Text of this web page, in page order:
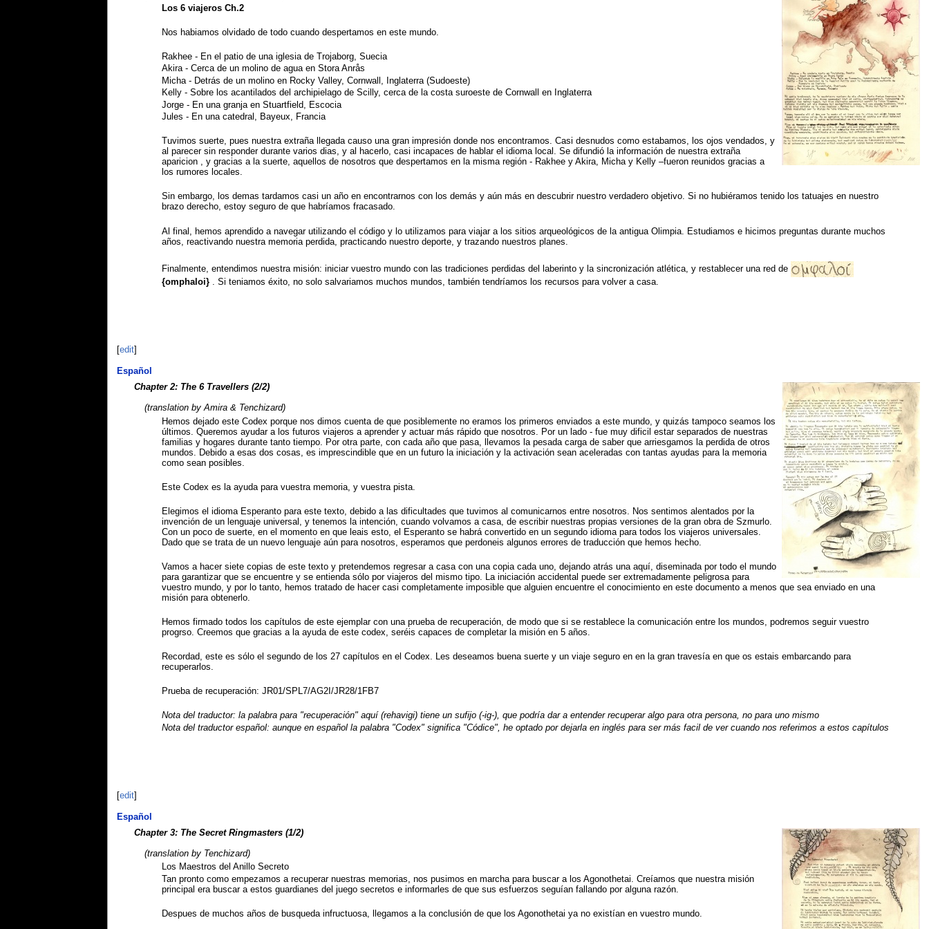
Los 6 viajeros Ch.2
Nos habiamos olvidado de todo cuando despertamos en este mundo.
Rakhee - En el patio de una iglesia de Trojaborg, Suecia
Akira - Cerca de un molino de agua en Stora Anrås
Micha - Detrás de un molino en Rocky Valley, Cornwall, Inglaterra (Sudoeste)
Kelly - Sobre los acantilados del archipielago de Scilly, cerca de la costa suroeste de Cornwall en Inglaterra
Jorge - En una granja en Stuartfield, Escocia
Jules - En una catedral, Bayeux, Francia
Tuvimos suerte, pues nuestra extraña llegada causo una gran impresión donde nos encontramos. Casi desnudos como estabamos, los ojos vendados, y
al parecer sin responder durante varios dias, y al hacerlo, casi incapaces de hablar el idioma local. Se difundió la información de nuestra extraña
aparicion , y gracias a la suerte, aquellos de nosotros que despertamos en la misma región - Rakhee y Akira, Micha y Kelly –fueron reunidos gracias a
los rumores locales.
Sin embargo, los demas tardamos casi un año en encontrarnos con los demás y aún más en descubrir nuestro verdadero objetivo. Si no hubiéramos tenido los tatuajes en nuestro
brazo derecho, estoy seguro de que habríamos fracasado.
Al final, hemos aprendido a navegar utilizando el código y lo utilizamos para viajar a los sitios arqueológicos de la antigua Olimpia. Estudiamos e hicimos preguntas durante muchos
años, reactivando nuestra memoria perdida, practicando nuestro deporte, y trazando nuestros planes.
Finalmente, entendimos nuestra misión: iniciar vuestro mundo con las tradiciones perdidas del laberinto y la sincronización atlética, y restablecer una red de
{omphaloi} . Si teniamos éxito, no solo salvariamos muchos mundos, también tendríamos los recursos para volver a casa.
[edit]
Español
Chapter 2: The 6 Travellers (2/2)
(translation by Amira & Tenchizard)
Hemos dejado este Codex porque nos dimos cuenta de que posiblemente no eramos los primeros enviados a este mundo, y quizás tampoco seamos los
últimos. Queremos ayudar a los futuros viajeros a aprender y actuar más rápido que nosotros. Por un lado - fue muy dificil estar separados de nuestras
familias y hogares durante tanto tiempo. Por otra parte, con cada año que pasa, llevamos la pesada carga de saber que arriesgamos la perdida de otros
mundos. Debido a esas dos cosas, es imprescindible que en un futuro la iniciación y la activación sean aceleradas con tantas ayudas para la memoria
como sean posibles.
Este Codex es la ayuda para vuestra memoria, y vuestra pista.
Elegimos el idioma Esperanto para este texto, debido a las dificultades que tuvimos al comunicarnos entre nosotros. Nos sentimos alentados por la
invención de un lenguaje universal, y tenemos la intención, cuando volvamos a casa, de escribir nuestras propias versiones de la gran obra de Szmurlo.
Con un poco de suerte, en el momento en que leais esto, el Esperanto se habrá convertido en un segundo idioma para todos los viajeros universales.
Dado que se trata de un nuevo lenguaje aún para nosotros, esperamos que perdoneis algunos errores de traducción que hemos hecho.
Vamos a hacer siete copias de este texto y pretendemos regresar a casa con una copia cada uno, dejando atrás una aquí, diseminada por todo el mundo
para garantizar que se encuentre y se entienda sólo por viajeros del mismo tipo. La iniciación accidental puede ser extremadamente peligrosa para
vuestro mundo, y por lo tanto, hemos tratado de hacer casi completamente imposible que alguien encuentre el conocimiento en este documento a menos que sea enviado en una
misión para obtenerlo.
Hemos firmado todos los capítulos de este ejemplar con una prueba de recuperación, de modo que si se restablece la comunicación entre los mundos, podremos seguir vuestro
progrso. Creemos que gracias a la ayuda de este codex, seréis capaces de completar la misión en 5 años.
Recordad, este es sólo el segundo de los 27 capítulos en el Codex. Les deseamos buena suerte y un viaje seguro en en la gran travesía en que os estais embarcando para
recuperarlos.
Prueba de recuperación: JR01/SPL7/AG2I/JR28/1FB7
Nota del traductor: la palabra para "recuperación" aquí (rehavigi) tiene un sufijo (-ig-), que podría dar a entender recuperar algo para otra persona, no para uno mismo
Nota del traductor español: aunque en español la palabra "Codex" significa "Códice", he optado por dejarla en inglés para ser más facil de ver cuando nos referimos a estos capítulos
[edit]
Español
Chapter 3: The Secret Ringmasters (1/2)
(translation by Tenchizard)
Los Maestros del Anillo Secreto
Tan pronto como empezamos a recuperar nuestras memorias, nos pusimos en marcha para buscar a los Agonothetai. Creíamos que nuestra misión
principal era buscar a estos guardianes del juego secretos e informarles de que sus esfuerzos seguían fallando por alguna razón.
Despues de muchos años de busqueda infructuosa, llegamos a la conclusión de que los Agonothetai ya no existían en vuestro mundo.